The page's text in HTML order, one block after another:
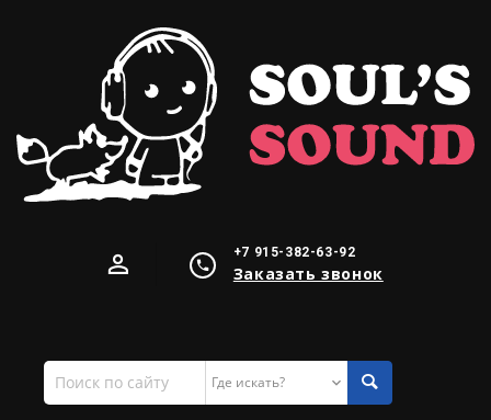
+7 915-382-63-92
Заказать звонок
Поиск
по
сайту